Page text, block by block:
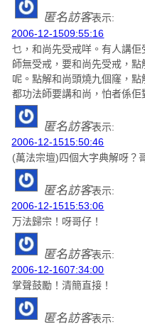
匿名訪客表示:
2006-12-1509:55:16
乜，和尚先受戒咩。有人講
師無受戒，要和尚先受戒，
呢。點解和尚頭燒九個窿，
都功法師要講和尚，怕者係佢
匿名訪客表示:
2006-12-1515:50:46
(萬法宗壇)四個大字典解呀？
匿名訪客表示:
2006-12-1515:53:06
万法歸宗！呀哥仔！
匿名訪客表示:
2006-12-1607:34:00
掌聲鼓勵！清簡直接！
匿名訪客表示: